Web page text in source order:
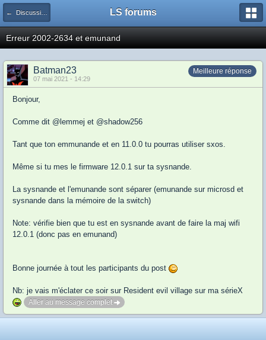
← Discussions générales (jeux, hardware...) LS forums
Erreur 2002-2634 et emunand
Meilleure réponse
Batman23
07 mai 2021 - 14:29
Bonjour,
Comme dit @lemmej et @shadow256
Tant que ton emmunande et en 11.0.0 tu pourras utiliser sxos.
Même si tu mes le firmware 12.0.1 sur ta sysnande.
La sysnande et l'emunande sont séparer (emunande sur microsd et
sysnande dans la mémoire de la switch)
Note: vérifie bien que tu est en sysnande avant de faire la maj wifi
12.0.1 (donc pas en emunand)
Bonne journée à tout les participants du post
Nb: je vais m'éclater ce soir sur Resident evil village sur ma sérieX
Aller au message complet